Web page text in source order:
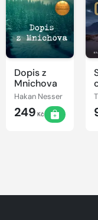
Dopis z
Mnichova
Hakan Nesser
249 Kč